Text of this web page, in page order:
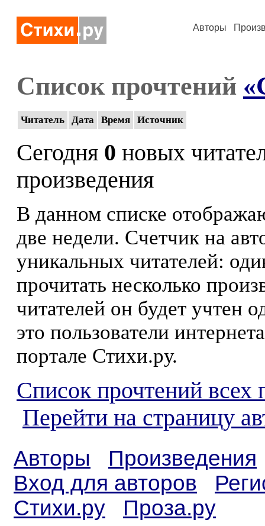
Авторы
Список прочтений
Читатель Дата Время Источник
Сегодня 0 новых
произведения
В данном списке
две недели. Счетчик на
уникальных читателей:
прочитать несколько
читателей он будет учтен
это пользователи
портале Стихи.ру.
Список прочтений всех
Перейти на страницу
Авторы
Произведения
Вход для авторов
Стихи.ру
Проза.ру